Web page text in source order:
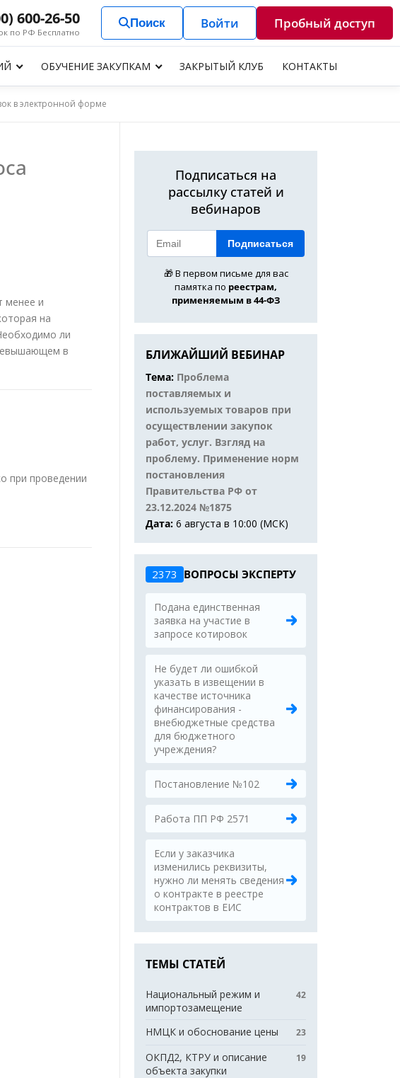
600-26-50
по РФ Бесплатно
Поиск Войти Пробный доступ
ОБУЧЕНИЕ ЗАКУПКАМ ЗАКРЫТЫЙ КЛУБ КОНТАКТЫ
в электронной форме
менее и
на
ли
в
при проведении
Подписаться на
рассылку статей и
вебинаров
Подписаться
🎁 В первом письме для вас
памятка по реестрам,
применяемым в 44-ФЗ
БЛИЖАЙШИЙ ВЕБИНАР
Тема: Проблема
поставляемых и
используемых товаров при
осуществлении закупок
работ, услуг. Взгляд на
проблему. Применение норм
постановления
Правительства РФ от
23.12.2024 №1875
Дата: 6 августа в 10:00 (МСК)
2373 ВОПРОСЫ ЭКСПЕРТУ
Подана единственная
заявка на участие в
запросе котировок
Не будет ли ошибкой
указать в извещении в
качестве источника
финансирования -
внебюджетные средства
для бюджетного
учреждения?
Постановление №102
Работа ПП РФ 2571
Если у заказчика
изменились реквизиты,
нужно ли менять сведения
о контракте в реестре
контрактов в ЕИС
ТЕМЫ СТАТЕЙ
Национальный режим и
импортозамещение
42
НМЦК и обоснование цены 23
ОКПД2, КТРУ и описание
объекта закупки
19